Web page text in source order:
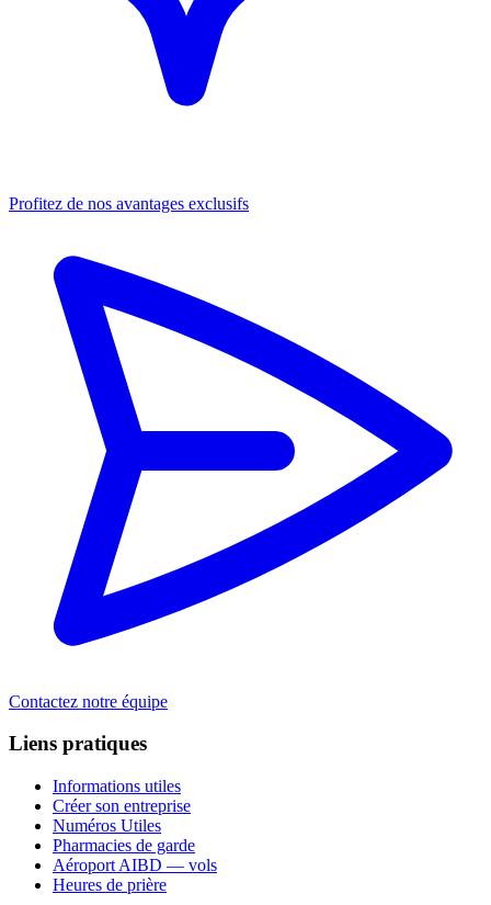
Profitez de nos avantages exclusifs
Contactez notre équipe
Liens pratiques
Informations utiles
Créer son entreprise
Numéros Utiles
Pharmacies de garde
Aéroport AIBD — vols
Heures de prière